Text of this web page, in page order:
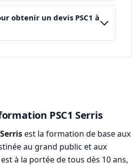
obtenir un devis PSC1 à
PSC1 Serris
est la formation de base aux
au grand public et aux
à la portée de tous dès 10 ans,